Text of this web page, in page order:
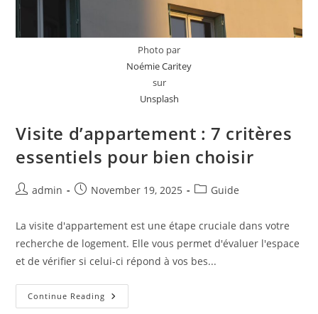
Photo par
Noémie Caritey
sur
Unsplash
Visite d’appartement : 7 critères
essentiels pour bien choisir
Postadmin
PostNovember 19, 2025
PostGuide
La visite d'appartement est une étape cruciale dans votre
recherche de logement. Elle vous permet d'évaluer l'espace
et de vérifier si celui-ci répond à vos bes...
Continue Reading Visite
D’appartement